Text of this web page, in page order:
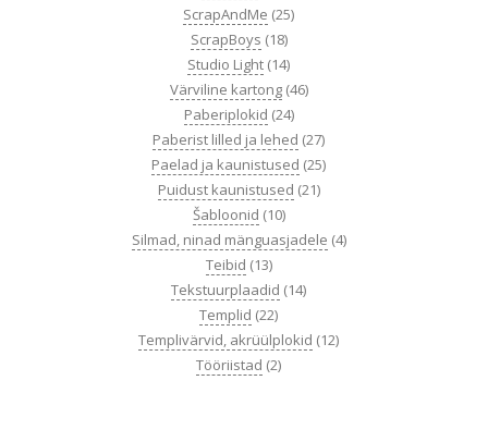
ScrapAndMe (25)
ScrapBoys (18)
Studio Light (14)
Värviline kartong (46)
Paberiplokid (24)
Paberist lilled ja lehed (27)
Paelad ja kaunistused (25)
Puidust kaunistused (21)
Šabloonid (10)
Silmad, ninad mänguasjadele (4)
Teibid (13)
Tekstuurplaadid (14)
Templid (22)
Templivärvid, akrüülplokid (12)
Tööriistad (2)